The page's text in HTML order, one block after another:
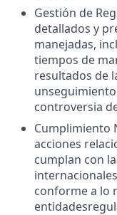
Gestión de
detallados y
manejadas,
tiempos de
resultados de
controversia
Cumplimiento
acciones
cumplan con
conforme a lo